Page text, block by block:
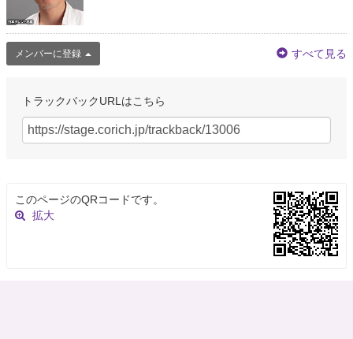
メンバーに登録 すべて見る
トラックバックURLはこちら
このページのQRコードです。
拡大